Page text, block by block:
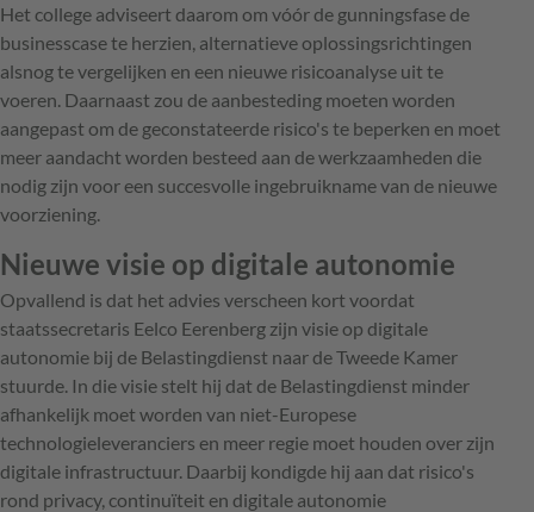
Het college adviseert daarom om vóór de gunningsfase de
businesscase te herzien, alternatieve oplossingsrichtingen
alsnog te vergelijken en een nieuwe risicoanalyse uit te
voeren. Daarnaast zou de aanbesteding moeten worden
aangepast om de geconstateerde risico's te beperken en moet
meer aandacht worden besteed aan de werkzaamheden die
nodig zijn voor een succesvolle ingebruikname van de nieuwe
voorziening.
Nieuwe visie op digitale autonomie
Opvallend is dat het advies verscheen kort voordat
staatssecretaris Eelco Eerenberg zijn visie op digitale
autonomie bij de Belastingdienst naar de Tweede Kamer
stuurde. In die visie stelt hij dat de Belastingdienst minder
afhankelijk moet worden van niet-Europese
technologieleveranciers en meer regie moet houden over zijn
digitale infrastructuur. Daarbij kondigde hij aan dat risico's
rond privacy, continuïteit en digitale autonomie